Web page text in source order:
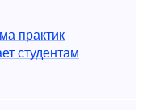
практик
студентам